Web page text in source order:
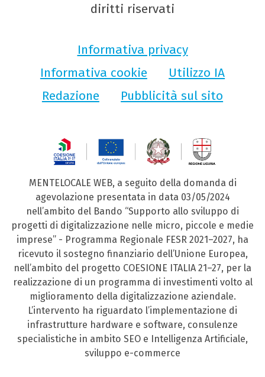
diritti riservati
Informativa privacy
Informativa cookie
Utilizzo IA
Redazione
Pubblicità sul sito
MENTELOCALE WEB, a seguito della domanda di
agevolazione presentata in data 03/05/2024
nell’ambito del Bando “Supporto allo sviluppo di
progetti di digitalizzazione nelle micro, piccole e medie
imprese” - Programma Regionale FESR 2021–2027, ha
ricevuto il sostegno finanziario dell’Unione Europea,
nell’ambito del progetto COESIONE ITALIA 21–27, per la
realizzazione di un programma di investimenti volto al
miglioramento della digitalizzazione aziendale.
L’intervento ha riguardato l’implementazione di
infrastrutture hardware e software, consulenze
specialistiche in ambito SEO e Intelligenza Artificiale,
sviluppo e-commerce